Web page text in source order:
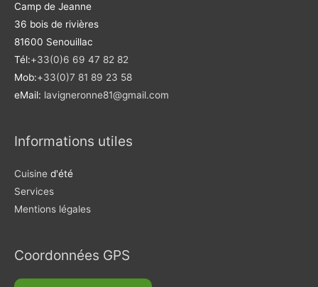
Camp de Jeanne
36 bois de rivières
81600 Senouillac
Tél:+33(0)6 69 47 82 82
Mob:+33(0)7 81 89 23 58
eMail: lavigneronne81@gmail.com
Informations utiles
Cuisine d'été
Services
Mentions légales
Coordonnées GPS